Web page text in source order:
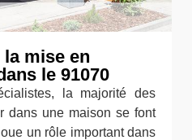
la mise en
le 91070
la majorité des
dans une maison se font
un rôle important dans